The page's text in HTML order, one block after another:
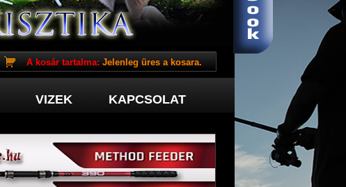
A kosár tartalma: Jelenleg üres a kosara.
VIZEK KAPCSOLAT